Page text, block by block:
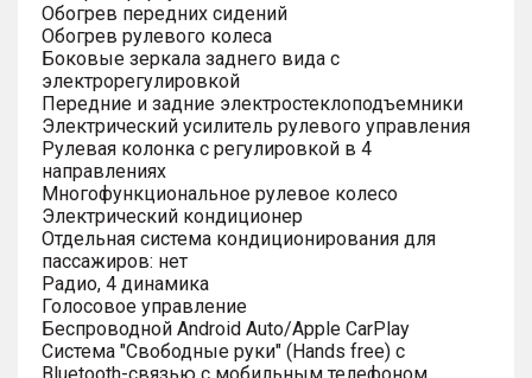
Обогрев передних сидений
Обогрев рулевого колеса
Боковые зеркала заднего вида с
электрорегулировкой
Передние и задние электростеклоподъемники
Электрический усилитель рулевого управления
Рулевая колонка с регулировкой в 4
направлениях
Многофункциональное рулевое колесо
Электрический кондиционер
Отдельная система кондиционирования для
пассажиров: нет
Радио, 4 динамика
Голосовое управление
Беспроводной Android Auto/Apple CarPlay
Система "Свободные руки" (Hands free) с
Bluetooth-связью с мобильным телефоном